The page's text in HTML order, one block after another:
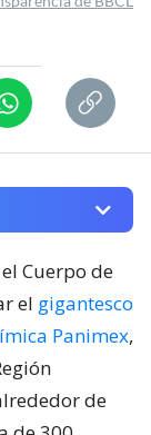
Cuerpo de
el gigantesco
Panimex,
de